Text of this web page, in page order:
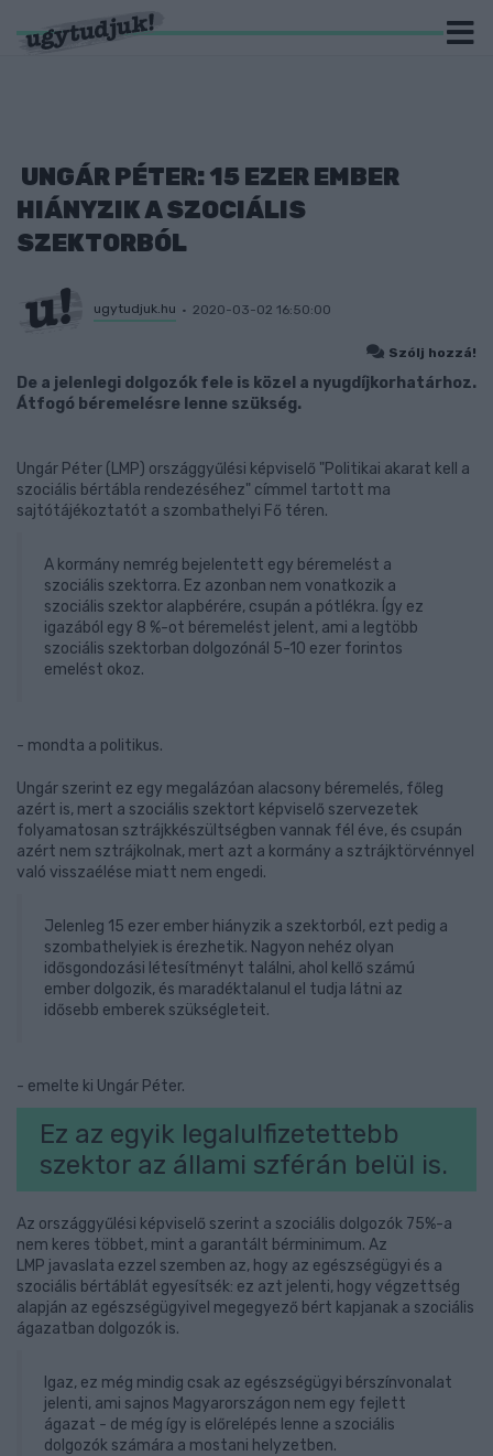
UNGÁR PÉTER: 15 EZER EMBER
HIÁNYZIK A SZOCIÁLIS
SZEKTORBÓL
ugytudjuk.hu 2020-03-02 16:50:00
Szólj hozzá!
De a jelenlegi dolgozók fele is közel a nyugdíjkorhatárhoz.
Átfogó béremelésre lenne szükség.
Ungár Péter (LMP) országgyűlési képviselő "Politikai akarat kell a
szociális bértábla rendezéséhez" címmel tartott ma
sajtótájékoztatót a szombathelyi Fő téren.
A kormány nemrég bejelentett egy béremelést a
szociális szektorra. Ez azonban nem vonatkozik a
szociális szektor alapbérére, csupán a pótlékra. Így ez
igazából egy 8 %-ot béremelést jelent, ami a legtöbb
szociális szektorban dolgozónál 5-10 ezer forintos
emelést okoz.
- mondta a politikus.
Ungár szerint ez egy megalázóan alacsony béremelés, főleg
azért is, mert a szociális szektort képviselő szervezetek
folyamatosan sztrájkkészültségben vannak fél éve, és csupán
azért nem sztrájkolnak, mert azt a kormány a sztrájktörvénnyel
való visszaélése miatt nem engedi.
Jelenleg 15 ezer ember hiányzik a szektorból, ezt pedig a
szombathelyiek is érezhetik. Nagyon nehéz olyan
idősgondozási létesítményt találni, ahol kellő számú
ember dolgozik, és maradéktalanul el tudja látni az
idősebb emberek szükségleteit.
- emelte ki Ungár Péter.
Ez az egyik legalulfizetettebb
szektor az állami szférán belül is.
Az országgyűlési képviselő szerint a szociális dolgozók 75%-a
nem keres többet, mint a garantált bérminimum. Az
LMP javaslata ezzel szemben az, hogy az egészségügyi és a
szociális bértáblát egyesítsék: ez azt jelenti, hogy végzettség
alapján az egészségügyivel megegyező bért kapjanak a szociális
ágazatban dolgozók is.
Igaz, ez még mindig csak az egészségügyi bérszínvonalat
jelenti, ami sajnos Magyarországon nem egy fejlett
ágazat - de még így is előrelépés lenne a szociális
dolgozók számára a mostani helyzetben.